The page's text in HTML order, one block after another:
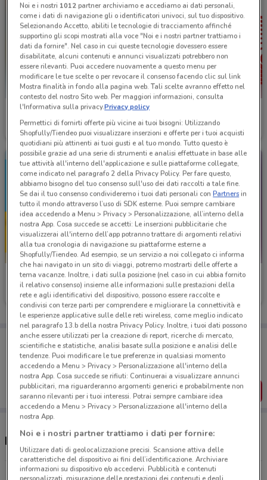
Ubik
Scade il 24/08 7.4 km Scade il 01/09 7.4 km
Ubik
Scade il 30/09 7.4 km
Ubik
Scade il 23/08
Porta DoveConviene sempre con te!
Puoi trovare le migliori offerte dei negozi vicino a te,
salvarle e creare la tua lista del risparmio, comodamente
dal tuo cellulare.
SCARICA L’APP
Negozi Ubik a Misterbianco
Corso Sicilia 91 Catania
Noi e i nostri 1012partner archiviamo e accediamo ai dati personali,
come i dati di navigazione gli o identificatori univoci, sul tuo dispositivo.
Selezionando Accetto, abiliti le tecnologie di tracciamento affinché
supportino gli scopi mostrati alla voce "Noi e i nostri partner trattiamo i
dati da fornire". Nel caso in cui queste tecnologie dovessero essere
disabilitate, alcuni contenuti e annunci visualizzati potrebbero non
essere rilevanti. Puoi accedere nuovamente a questo menu per
modificare le tue scelte o per revocare il consenso facendo clic sul link
Mostra finalità in fondo alla pagina web. Tali scelte avranno effetto nel
contesto del nostro Sito web. Per maggiori informazioni, consulta
l'Informativa sulla privacy.Privacy policy
Permettici di fornirti offerte più vicine ai tuoi bisogni: Utilizzando
Shopfully/Tiendeo puoi visualizzare inserzioni e offerte per i tuoi acquisti
quotidiani più attinenti ai tuoi gusti e al tuo mondo. Tutto questo è
possibile grazie ad una serie di strumenti e analisi effettuate in base alle
tue attività all'interno dell'applicazione e sulle piattaforme collegate,
come indicato nel paragrafo 2 della Privacy Policy. Per fare questo,
abbiamo bisogno del tuo consenso sull'uso dei dati raccolti a tale fine.
Se dai il tuo consenso condivideremo i tuoi dati personali conPartnersin
tutto il mondo attraverso l’uso di SDK esterne. Puoi sempre cambiare
idea accedendo a Menu > Privacy > Personalizzazione, all’interno della
nostra App. Cosa succede se accetti: Le inserzioni pubblicitarie che
visualizzerai all'interno dell’app potranno trattare di argomenti relativi
alla tua cronologia di navigazione su piattaforme esterne a
Shopfully/Tiendeo. Ad esempio, se un servizio a noi collegato ci informa
che hai navigato in un sito di viaggi, potremo mostrarti delle offerte a
tema vacanze. Inoltre, i dati sulla posizione (nel caso in cui abbia fornito
il relativo consenso) insieme alle informazioni sulle prestazioni della
rete e agli identificativi del dispositivo, possono essere raccolte e
condivisi con terze parti per comprendere e migliorare la connettività e
le esperienze applicative sulle delle reti wireless, come meglio indicato
nel paragrafo 13.b della nostra Privacy Policy. Inoltre, i tuoi dati possono
anche essere utilizzati per la creazione di report, ricerche di mercato,
scientifiche e statistiche, analisi basate sulla posizione e analisi delle
tendenze. Puoi modificare le tue preferenze in qualsiasi momento
accedendo a Menu > Privacy > Personalizzazione all'interno della
nostra App. Cosa succede se rifiuti: Continuerai a visualizzare annunci
pubblicitari, ma riguarderanno argomenti generici e probabilmente non
saranno rilevanti per i tuoi interessi. Potrai sempre cambiare idea
accedendo a Menu > Privacy > Personalizzazione all'interno della
nostra App.
Noi e i nostri partner trattiamo i dati per fornire:
Utilizzare dati di geolocalizzazione precisi. Scansione attiva delle
caratteristiche del dispositivo ai fini dell’identificazione. Archiviare
informazioni su dispositivo e/o accedervi. Pubblicità e contenuti